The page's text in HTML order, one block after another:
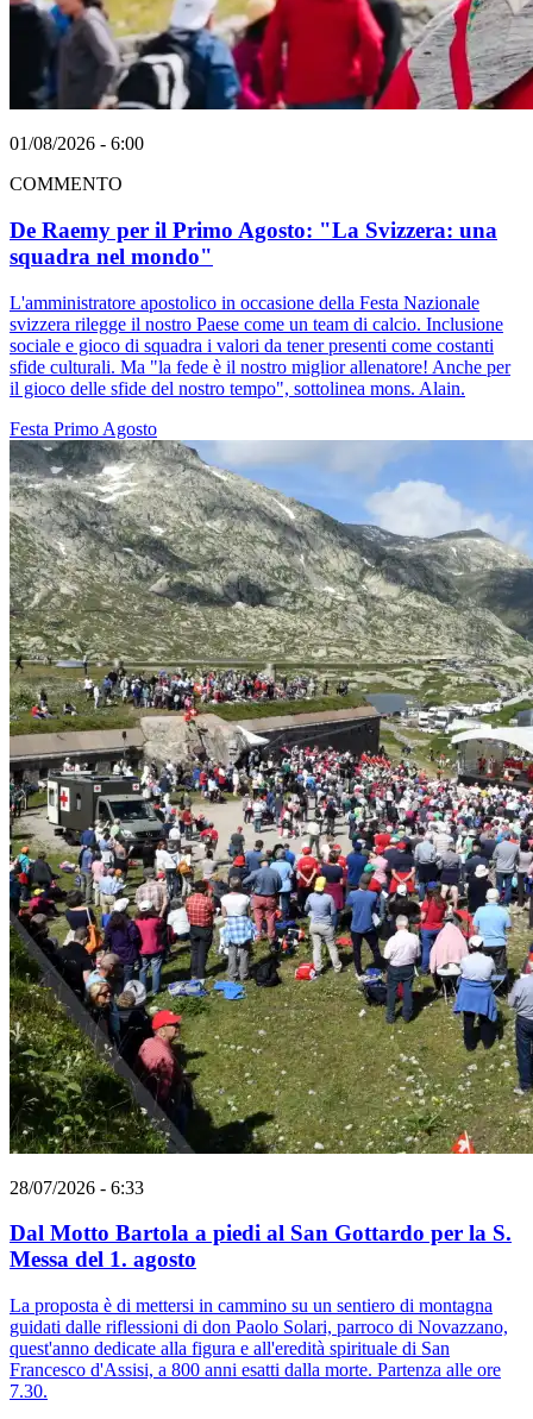
01/08/2026 - 6:00
COMMENTO
De Raemy per il Primo Agosto: "La Svizzera: una
squadra nel mondo"
L'amministratore apostolico in occasione della Festa Nazionale
svizzera rilegge il nostro Paese come un team di calcio. Inclusione
sociale e gioco di squadra i valori da tener presenti come costanti
sfide culturali. Ma "la fede è il nostro miglior allenatore! Anche per
il gioco delle sfide del nostro tempo", sottolinea mons. Alain.
Festa Primo Agosto
28/07/2026 - 6:33
Dal Motto Bartola a piedi al San Gottardo per la S.
Messa del 1. agosto
La proposta è di mettersi in cammino su un sentiero di montagna
guidati dalle riflessioni di don Paolo Solari, parroco di Novazzano,
quest'anno dedicate alla figura e all'eredità spirituale di San
Francesco d'Assisi, a 800 anni esatti dalla morte. Partenza alle ore
7.30.